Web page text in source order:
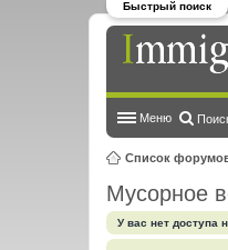
Меню
Список
Быстрый поиск
Мусорное
У вас нет доступа